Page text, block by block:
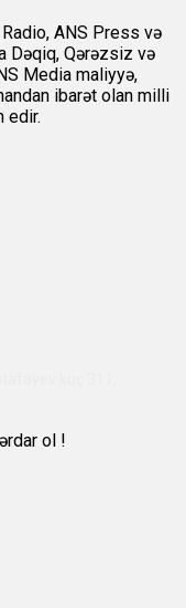
ANS Press və
Dəqiq, Qərəzsiz və
Media maliyyə,
ibarət olan milli
edir.
ol !